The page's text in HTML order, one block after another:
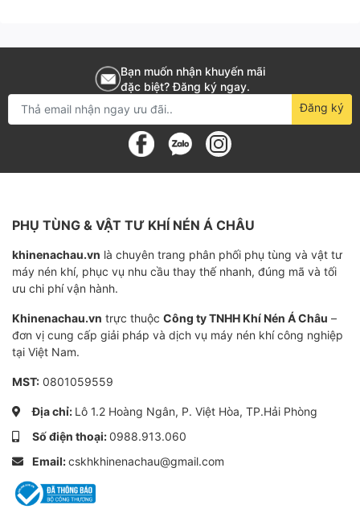
Tiết kiệm 7% năng lượng bằng cách giảm áp lực.
Phối hợp 2 đơn vị
Có thể phối hợp 2 thiết bị chạy bằng cách đấu
Thêm hiển thị sơ đồ dòng để tạo điều kiện biết được
Giám sát ngưng tụ
Ngăn chặn sự tích tụ ngưng tụ, nhiệt độ xả được theo
dõi và cảnh báo màn hình nếu xảy ra ngưng tụ.
cấp
Bộ điều khiển LCD có hiển thị các điều kiện
khác nhau như thông tin bảo trì, dừng khẩn cấp
…
Bạn muốn nhận khuyến mãi
đặc biệt? Đăng ký ngay.
Đăng ký
PHỤ TÙNG & VẬT TƯ KHÍ NÉN Á CHÂU
khinenachau.vn là chuyên trang phân phối phụ tùng và vật tư
máy nén khí, phục vụ nhu cầu thay thế nhanh, đúng mã và tối
ưu chi phí vận hành.
Khinenachau.vn trực thuộc Công ty TNHH Khí Nén Á Châu –
đơn vị cung cấp giải pháp và dịch vụ máy nén khí công nghiệp
tại Việt Nam.
MST: 0801059559
Địa chỉ: Lô 1.2 Hoàng Ngân, P. Việt Hòa, TP.Hải Phòng
Số điện thoại:0988.913.060
Email:cskhkhinenachau@gmail.com